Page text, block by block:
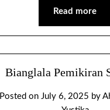
Read more
Bianglala Pemikiran
Posted on July 6, 2025 by